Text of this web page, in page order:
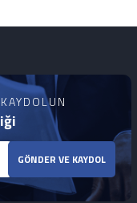
KAYDOLUN
GÖNDER VE KAYDOL